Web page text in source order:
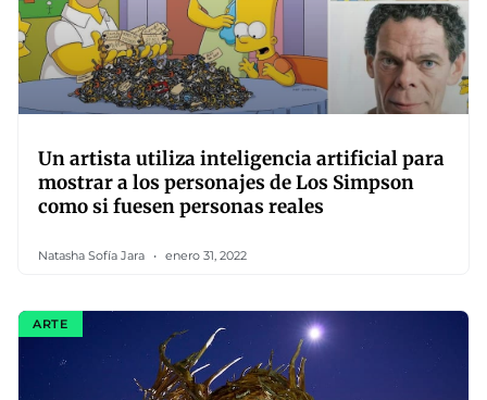
Un artista utiliza inteligencia artificial para
mostrar a los personajes de Los Simpson
como si fuesen personas reales
Natasha Sofía Jara enero 31, 2022
ARTE